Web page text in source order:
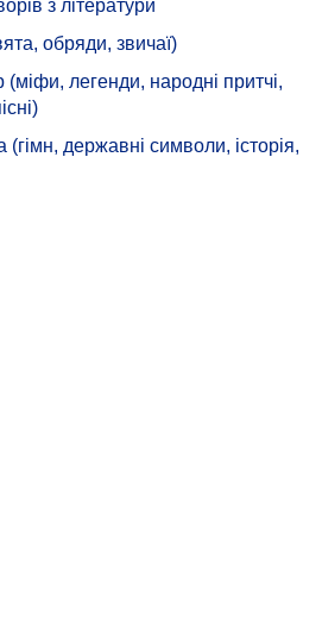
з літератури
обряди, звичаї)
легенди, народні притчі,
державні символи, історія,